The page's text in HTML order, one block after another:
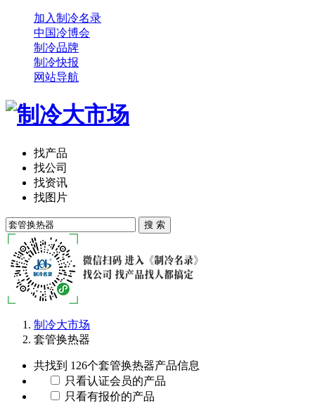
加入制冷名录
中国冷博会
制冷品牌
制冷快报
网站导航
找产品
找公司
找资讯
找图片
搜 索
制冷大市场
套管换热器
共找到 126个套管换热器产品信息
只看认证会员的产品
只看有报价的产品